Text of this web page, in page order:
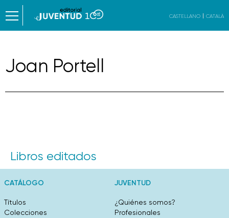
CASTELLANO CATALÀ
Joan Portell
Libros editados
CATÁLOGO
Títulos
Colecciones
JUVENTUD
¿Quiénes somos?
Profesionales